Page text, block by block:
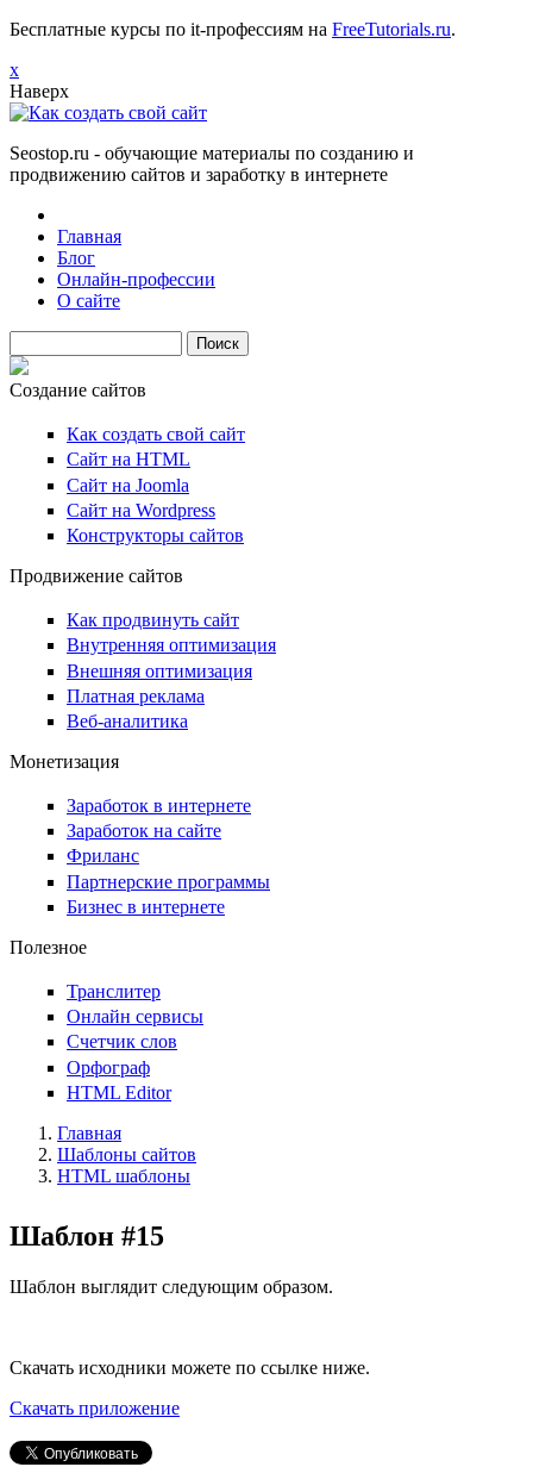
Бесплатные курсы по it-профессиям на FreeTutorials.ru.
х
Наверх
Seostop.ru - обучающие материалы по созданию и
продвижению сайтов и заработку в интернете
Главная
Блог
Онлайн-профессии
О сайте
Создание сайтов
Как создать свой сайт
Сайт на HTML
Сайт на Joomla
Сайт на Wordpress
Конструкторы сайтов
Продвижение сайтов
Как продвинуть сайт
Внутренняя оптимизация
Внешняя оптимизация
Платная реклама
Веб-аналитика
Монетизация
Заработок в интернете
Заработок на сайте
Фриланс
Партнерские программы
Бизнес в интернете
Полезное
Транслитер
Онлайн сервисы
Счетчик слов
Орфограф
HTML Editor
Главная
Шаблоны сайтов
HTML шаблоны
Шаблон #15
Шаблон выглядит следующим образом.
Скачать исходники можете по ссылке ниже.
Скачать приложение